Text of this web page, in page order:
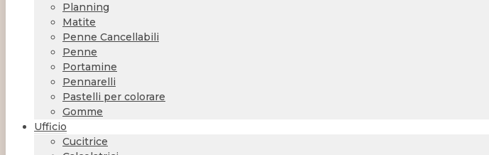
Planning
Matite
Penne Cancellabili
Penne
Portamine
Pennarelli
Pastelli per colorare
Gomme
Ufficio
Cucitrice